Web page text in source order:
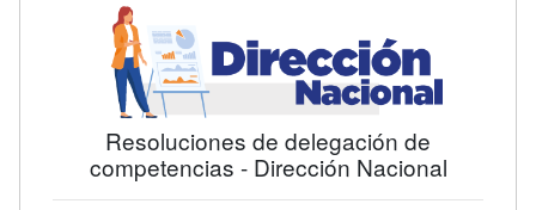
Resoluciones de delegación de
competencias - Dirección Nacional